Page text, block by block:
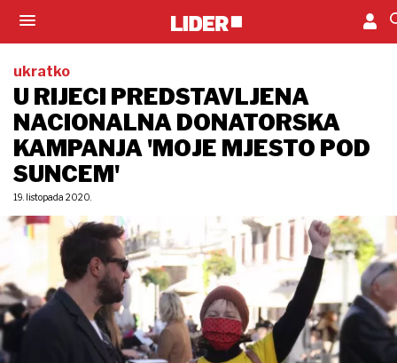
ukratko
U RIJECI PREDSTAVLJENA
NACIONALNA DONATORSKA
KAMPANJA 'MOJE MJESTO POD
SUNCEM'
19. listopada 2020.